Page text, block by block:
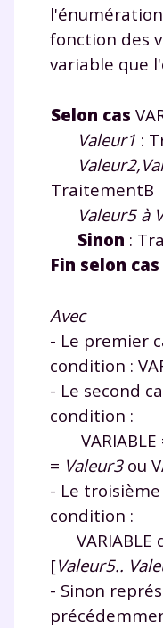
fonction des
variable que
Selon cas
Valeur1 :
TraitementB
Valeur5 à
Sinon :
Fin selon cas
Avec
- Le premier
condition :
- Le second
condition :
VARIABLE
= Valeur3ou
- Le
condition :
VARIABLE
[Valeur5..
- Sinon
la Terminale
Des profs
à la
* Votre code d'accès
renseignant votre e-
données à caractère
savoir plus sur la
pour exercer vos
charte
J’accepte
myMaxicours.
Votre adresse e-
vous envoyer notre
désinscrire à tout
désinscription
en savoir plus sur
personnelles et
consulter